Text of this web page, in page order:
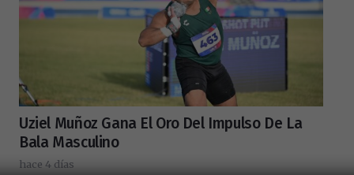
Uziel Muñoz Gana El Oro Del Impulso De La
Bala Masculino
hace 4 días